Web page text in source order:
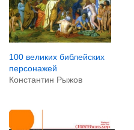
100 великих библейских
персонажей
Константин Рыжов